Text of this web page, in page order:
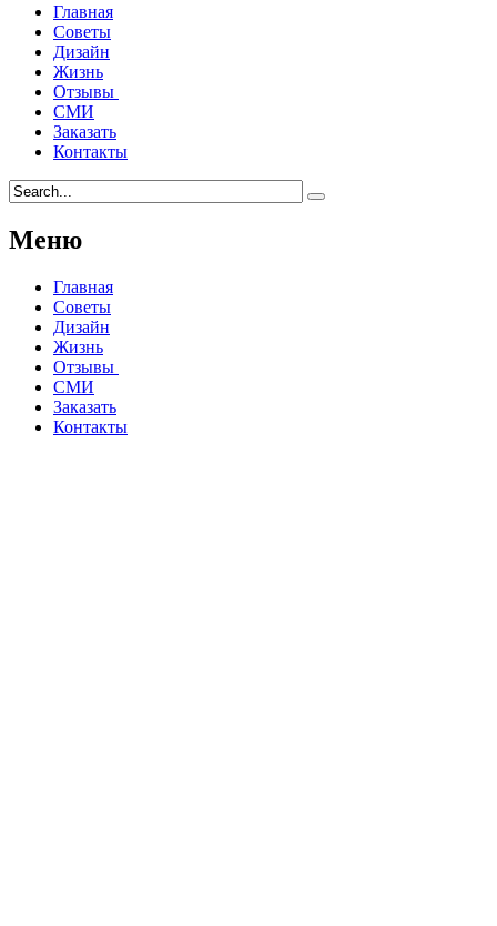
Главная
Советы
Дизайн
Жизнь
Отзывы
СМИ
Заказать
Контакты
Меню
Главная
Советы
Дизайн
Жизнь
Отзывы
СМИ
Заказать
Контакты